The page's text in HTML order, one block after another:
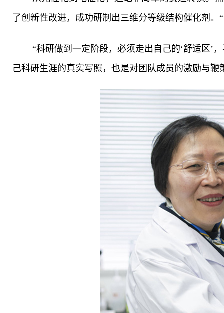
了创新性改进，成功研制出三维分等级结构催化剂
“科研做到一定阶段，必须走出自己的‘舒适区’
己科研生涯的真实写照，也是对团队成员的激励与